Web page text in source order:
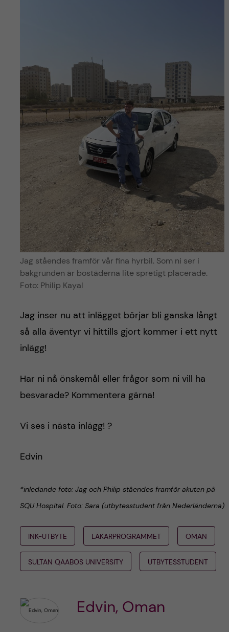
Jag ståendes framför vår fina hyrbil. Som ni ser i
bakgrunden är bostäderna lite spretigt placerade.
Foto: Philip Kayal
Jag inser nu att inlägget börjar bli ganska långt
så alla äventyr vi hittills gjort kommer i ett nytt
inlägg!
Har ni nå önskemål eller frågor som ni vill ha
besvarade? Kommentera gärna!
Vi ses i nästa inlägg! ?
Edvin
*inledande foto: Jag och Philip ståendes framför akuten på
SQU Hospital. Foto: Sara (utbytesstudent från Nederländerna)
INK-UTBYTE LÄKARPROGRAMMET OMAN
SULTAN QAABOS UNIVERSITY UTBYTESSTUDENT
Edvin, Oman